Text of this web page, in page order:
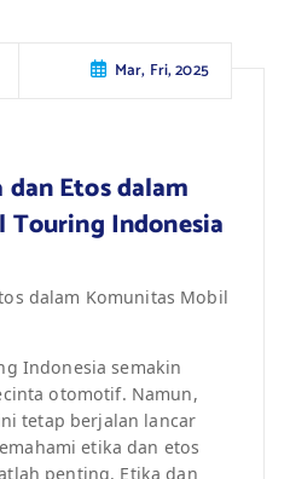
Mar, Fri, 2025
Etos dalam
Indonesia
dalam Komunitas Mobil
Indonesia semakin
otomotif. Namun,
tetap berjalan lancar
etika dan etos
penting. Etika dan